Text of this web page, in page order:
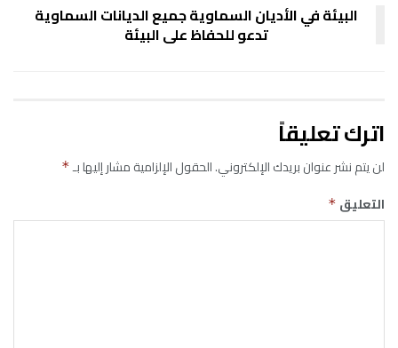
البيئة في الأديان السماوية جميع الديانات السماوية
تدعو للحفاظ على البيئة
اترك تعليقاً
لن يتم نشر عنوان بريدك الإلكتروني.الحقول الإلزامية مشار إليها بـ*
التعليق *